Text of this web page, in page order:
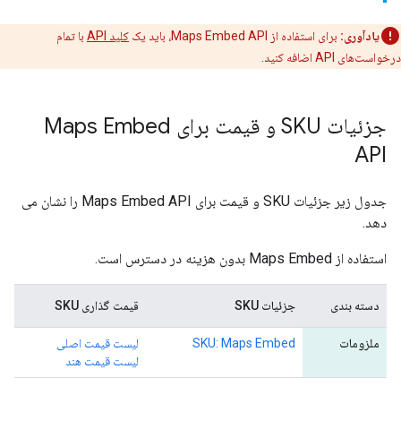
یادآوری: برای استفاده از Maps Embed API، باید یک کلید API
با تمام
درخواست‌های API اضافه کنید.
جزئیات SKU و قیمت برای Maps Embed
API
جدول زیر جزئیات SKU و قیمت برای Maps Embed API را نشان می
دهد.
استفاده از Maps Embed بدون هزینه در دسترس است.
دسته بندی جزئیات SKU قیمت گذاری SKU
ملزومات SKU: Maps Embed
لیست قیمت اصلی
لیست قیمت هند